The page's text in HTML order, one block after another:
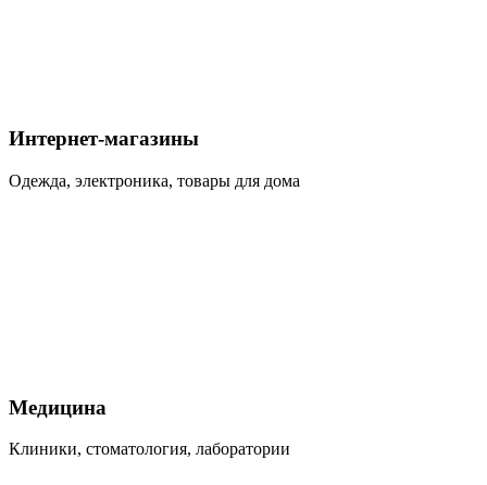
Интернет-магазины
Одежда, электроника, товары для дома
Медицина
Клиники, стоматология, лаборатории